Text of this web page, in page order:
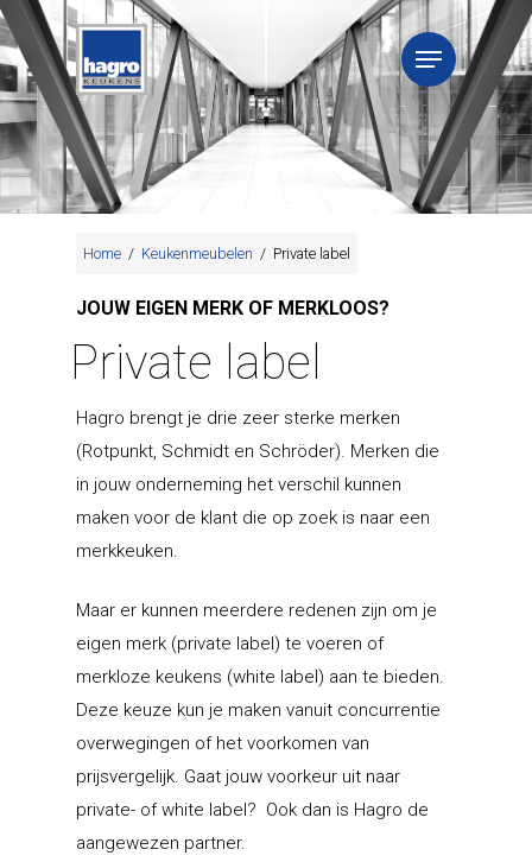
Home / Keukenmeubelen / Private label
JOUW EIGEN MERK OF MERKLOOS?
Private label
Hagro brengt je drie zeer sterke merken
(Rotpunkt, Schmidt en Schröder). Merken die
in jouw onderneming het verschil kunnen
maken voor de klant die op zoek is naar een
merkkeuken.
Maar er kunnen meerdere redenen zijn om je
eigen merk (private label) te voeren of
merkloze keukens (white label) aan te bieden.
Deze keuze kun je maken vanuit concurrentie
overwegingen of het voorkomen van
prijsvergelijk. Gaat jouw voorkeur uit naar
private- of white label? Ook dan is Hagro de
aangewezen partner.